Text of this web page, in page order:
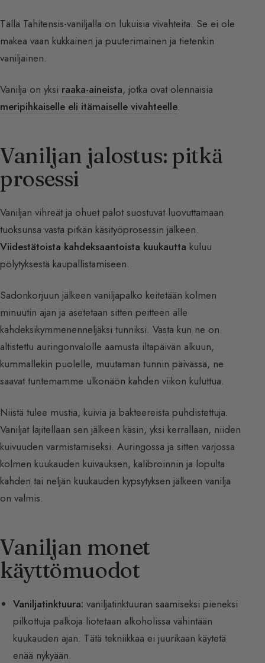
Tällä Tahitensis-vaniljalla on lukuisia vivahteita. Se ei ole
makea vaan kukkainen ja puuterimainen ja tietenkin
vaniljainen.
Vanilja on yksi raaka-aineista, jotka ovat olennaisia
meripihkaiselle eli itämaiselle vivahteelle.
Vaniljan jalostus: pitkä
prosessi
Vaniljan vihreät ja ohuet palot suostuvat luovuttamaan
tuoksunsa vasta pitkän käsityöprosessin jälkeen.
Viidestätoista kahdeksaantoista kuukautta kuluu
pölytyksestä kaupallistamiseen.
Sadonkorjuun jälkeen vaniljapalko keitetään kolmen
minuutin ajan ja asetetaan sitten peitteen alle
kahdeksikymmenenneljäksi tunniksi. Vasta kun ne on
altistettu auringonvalolle aamusta iltapäivän alkuun,
kummallekin puolelle, muutaman tunnin päivässä, ne
saavat tuntemamme ulkonäön kahden viikon kuluttua.
Niistä tulee mustia, kuivia ja bakteereista puhdistettuja.
Vaniljat lajitellaan sen jälkeen käsin, yksi kerrallaan, niiden
kuivuuden varmistamiseksi. Auringossa ja sitten varjossa
kolmen kuukauden kuivauksen, kalibroinnin ja lopulta
kahden tai neljän kuukauden kypsytyksen jälkeen vanilja
on valmis.
Vaniljan monet
käyttömuodot
Vaniljatinktuura: vaniljatinktuuran saamiseksi pieneksi
pilkottuja palkoja liotetaan alkoholissa vähintään
kuukauden ajan. Tätä tekniikkaa ei juurikaan käytetä
enää nykyään.